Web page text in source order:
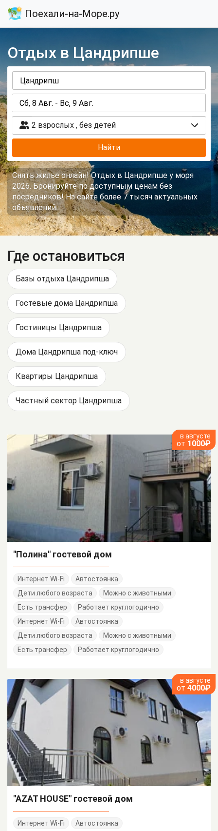
Поехали-на-Море.ру
Отдых в Цандрипше
2 взрослых , без детей
Найти
Снять жилье онлайн! Отдых в Цандрипше у моря
2026. Бронируйте по доступным ценам без
посредников! На сайте более 7 тысяч актуальных
объявлений.
Где остановиться
Базы отдыха Цандрипша
Гостевые дома Цандрипша
Гостиницы Цандрипша
Дома Цандрипша под-ключ
Квартиры Цандрипша
Частный сектор Цандрипша
в августе
от 1000₽
"Полина" гостевой дом
Интернет Wi-Fi
Автостоянка
Дети любого возраста
Можно с животными
Есть трансфер
Работает круглогодично
Интернет Wi-Fi
Автостоянка
Дети любого возраста
Можно с животными
Есть трансфер
Работает круглогодично
в августе
от 4000₽
"AZAT HOUSE" гостевой дом
Интернет Wi-Fi
Автостоянка